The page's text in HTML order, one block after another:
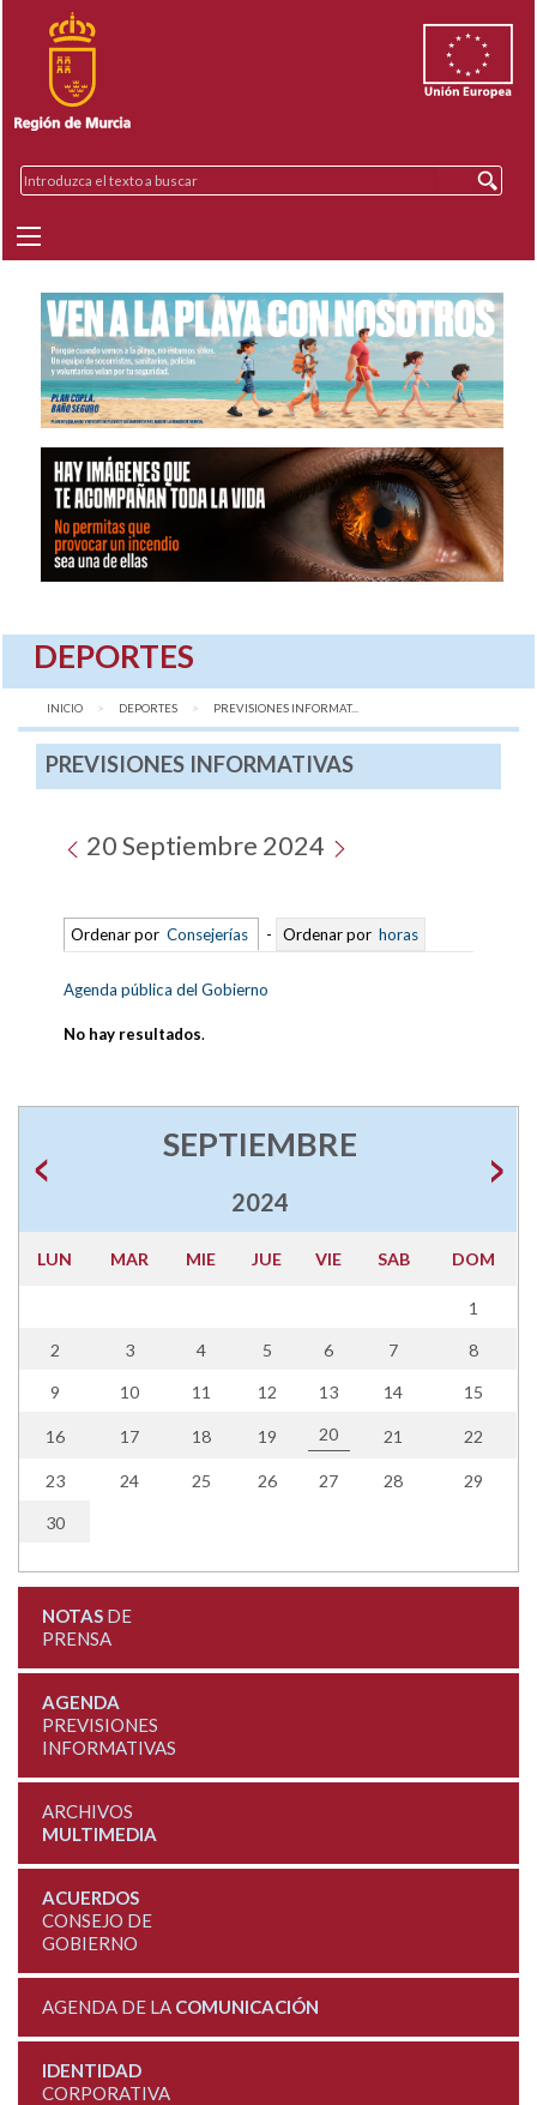
DEPORTES
INICIO DEPORTES AQUÍ:
PREVISIONES INFORMAT...
PREVISIONES INFORMATIVAS
20 Septiembre 2024
Ordenar por Consejerías - Ordenar por horas
Agenda pública del Gobierno
No hay resultados.
SEPTIEMBRE
2024
LUN MAR MIE JUE VIE SAB DOM
1
2 3 4 5 6 7 8
9 10 11 12 13 14 15
16 17 18 19 20 21 22
23 24 25 26 27 28 29
30
NOTASDE
PRENSA
AGENDA
PREVISIONES
INFORMATIVAS
ARCHIVOS
MULTIMEDIA
ACUERDOS
CONSEJO DE
GOBIERNO
AGENDA DE LA COMUNICACIÓN
IDENTIDAD
CORPORATIVA